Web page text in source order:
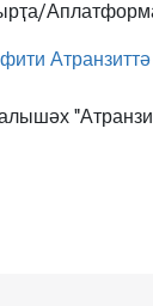
Атранзиттә